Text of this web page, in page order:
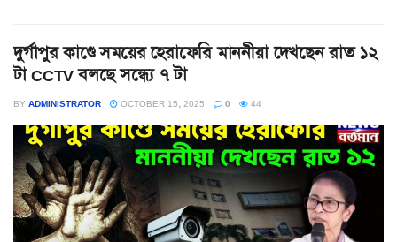
দুর্গাপুর কাণ্ডে সময়ের হেরাফেরি মাননীয়া দেখছেন রাত ১২
টা CCTV বলছে সন্ধ্যে ৭ টা
BY ADMINISTRATOR OCTOBER 15, 2025 0 44